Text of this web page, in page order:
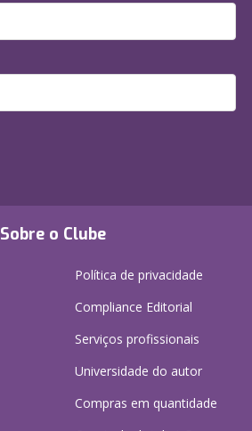
Sobre o Clube
Política de privacidade
Compliance Editorial
Serviços profissionais
Universidade do autor
Compras em quantidade